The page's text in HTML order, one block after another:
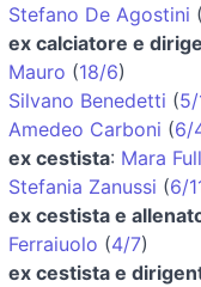
Stefano De Agostini (
ex calciatore e
Mauro (18/6)
Silvano Benedetti (5/
Amedeo Carboni (6/
ex cestista: Mara
Stefania Zanussi (6/
ex cestista e
Ferraiuolo (4/7)
ex cestista e